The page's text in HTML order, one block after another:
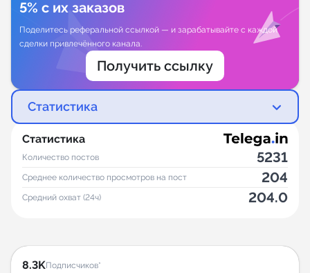
5% с их заказов
Поделитесь реферальной ссылкой — и зарабатывайте с каждой
сделки привлечённого канала.
Получить ссылку
Статистика
Статистика
Количество постов 5231
Среднее количество просмотров на пост 204
Средний охват (24ч) 204.0
8.3KПодписчиков*